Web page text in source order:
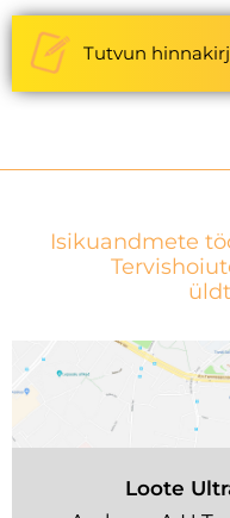
Tutvun
Isikuandmete
Loote